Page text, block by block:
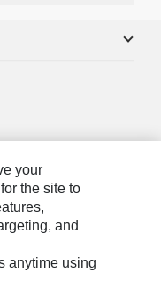
your
the site to
and
anytime using